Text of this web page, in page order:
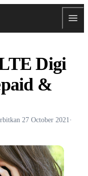
Digi
&
27 October 2021·